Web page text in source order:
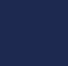
и др. Результаты
через час после
МРТ можно